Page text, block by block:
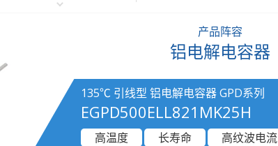
产品阵容
铝电解电容器
135℃ 引线型 铝电解电容器 GPD系列
EGPD500ELL821MK25H
高温度 长寿命
高纹波电流